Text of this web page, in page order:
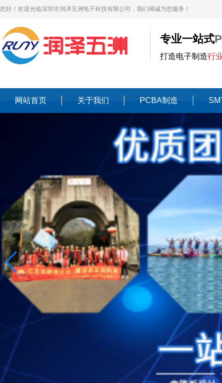
您好！欢迎光临深圳市润泽五洲电子科技有限公司，我们竭诚为您服务！
专业一站式
打造电子制造行
网站首页 关于我们 PCBA制造